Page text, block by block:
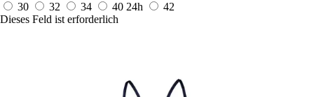
30
32 34 40 24h
42
Dieses Feld ist erforderlich